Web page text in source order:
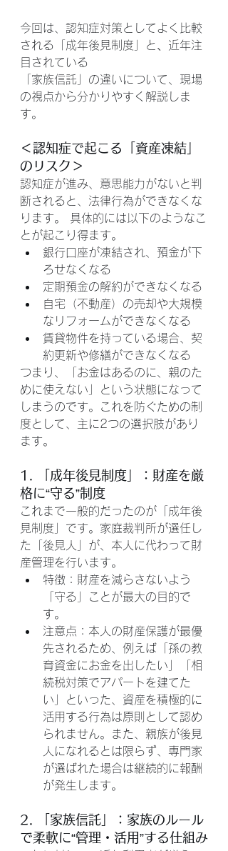
今回は、認知症対策としてよく比較
される「成年後見制度」と
近年注
目されている
「家族信託」の違いについて、現場
の視点から分かりやすく解説しま
す。
＜認知症で起こる「資産凍結」
のリスク＞
認知症が進み、意思能力がないと判
断されると、法律行為ができなくな
ります。 具体的には以下のようなこ
とが起こり得ます。
銀行口座が凍結され、預金が下
ろせなくなる
定期預金の解約ができなくなる
自宅（不動産）の売却や大規模
なリフォームができなくなる
賃貸物件を持っている場合、契
約更新や修繕ができなくなる
つまり、「お金はあるのに、親のた
めに使えない」という状態になって
しまうのです。これを防ぐための制
度として、主に2つの選択肢があり
ます。
1. 「成年後見制度」：財産を厳
格に“守る”制度
これまで一般的だったのが「成年後
見制度」です。家庭裁判所が選任し
た「後見人」が、本人に代わって財
産管理を行います。
特徴：財産を減らさないよう
「守る」ことが最大の目的で
す。
注意点：本人の財産保護が最優
先されるため、例えば「孫の教
育資金にお金を出したい」「相
続税対策でアパートを建てた
い」といった、資産を積極的に
活用する行為は原則として認め
られません。また、親族が後見
人になれるとは限らず、専門家
が選ばれた場合は継続的に報酬
が発生します。
2. 「家族信託」：家族のルール
で柔軟に“管理・活用”する仕組み